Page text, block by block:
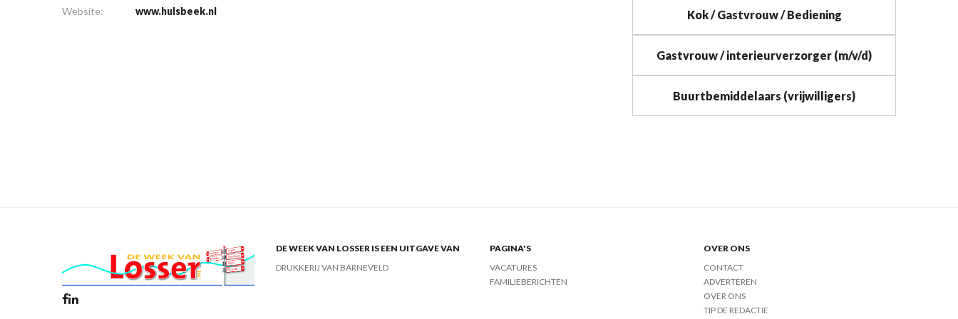
Website:
www.hulsbeek.nl Kok / Gastvrouw / Bediening
Gastvrouw / interieurverzorger (m/v/d)
Buurtbemiddelaars (vrijwilligers)
DE WEEK VAN LOSSER IS EEN UITGAVE VAN
DRUKKERIJ VAN BARNEVELD
PAGINA'S
VACATURES
FAMILIEBERICHTEN
OVER ONS
CONTACT
ADVERTEREN
OVER ONS
TIP DE REDACTIE